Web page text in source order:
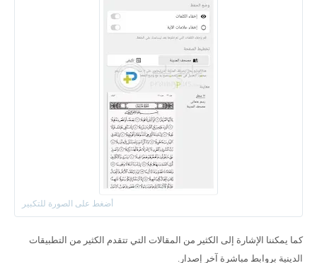
كما يمكننا الإشارة إلى الكثير من المقالات التي تتقدم الكثير من التطبيقات
الدينية بروابط مباشرة آخر إصدار.